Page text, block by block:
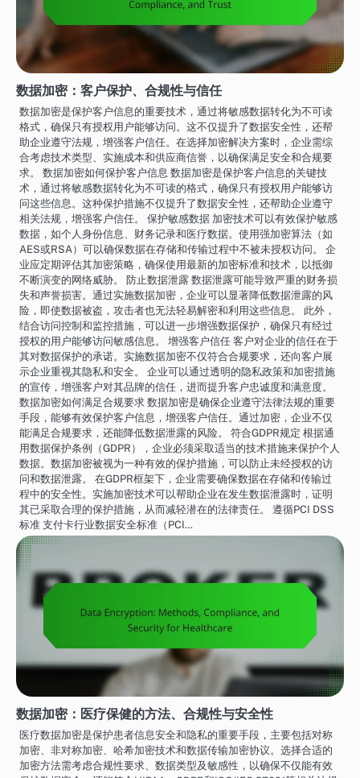
数据加密：客户保护、合规性与信任
数据加密是保护客户信息的重要技术，通过将敏感数据转化为不可读
格式，确保只有授权用户能够访问。这不仅提升了数据安全性，还帮
助企业遵守法规，增强客户信任。在选择加密解决方案时，企业需综
合考虑技术类型、实施成本和供应商信誉，以确保满足安全和合规要
求。 数据加密如何保护客户信息 数据加密是保护客户信息的关键技
术，通过将敏感数据转化为不可读的格式，确保只有授权用户能够访
问这些信息。这种保护措施不仅提升了数据安全性，还帮助企业遵守
相关法规，增强客户信任。 保护敏感数据 加密技术可以有效保护敏感
数据，如个人身份信息、财务记录和医疗数据。使用强加密算法（如
AES或RSA）可以确保数据在存储和传输过程中不被未授权访问。 企
业应定期评估其加密策略，确保使用最新的加密标准和技术，以抵御
不断演变的网络威胁。 防止数据泄露 数据泄露可能导致严重的财务损
失和声誉损害。通过实施数据加密，企业可以显著降低数据泄露的风
险，即使数据被盗，攻击者也无法轻易解密和利用这些信息。 此外，
结合访问控制和监控措施，可以进一步增强数据保护，确保只有经过
授权的用户能够访问敏感信息。 增强客户信任 客户对企业的信任在于
其对数据保护的承诺。实施数据加密不仅符合合规要求，还向客户展
示企业重视其隐私和安全。 企业可以通过透明的隐私政策和加密措施
的宣传，增强客户对其品牌的信任，进而提升客户忠诚度和满意度。
数据加密如何满足合规要求 数据加密是确保企业遵守法律法规的重要
手段，能够有效保护客户信息，增强客户信任。通过加密，企业不仅
能满足合规要求，还能降低数据泄露的风险。 符合GDPR规定 根据通
用数据保护条例（GDPR），企业必须采取适当的技术措施来保护个人
数据。数据加密被视为一种有效的保护措施，可以防止未经授权的访
问和数据泄露。 在GDPR框架下，企业需要确保数据在存储和传输过
程中的安全性。实施加密技术可以帮助企业在发生数据泄露时，证明
其已采取合理的保护措施，从而减轻潜在的法律责任。 遵循PCI DSS
标准 支付卡行业数据安全标准（PCI…
数据加密：医疗保健的方法、合规性与安全性
医疗数据加密是保护患者信息安全和隐私的重要手段，主要包括对称
加密、非对称加密、哈希加密技术和数据传输加密协议。选择合适的
加密方法需考虑合规性要求、数据类型及敏感性，以确保不仅能有效